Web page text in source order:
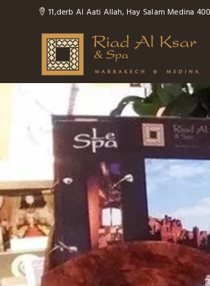
11,derb Al Aati Allah, Hay Salam Medina